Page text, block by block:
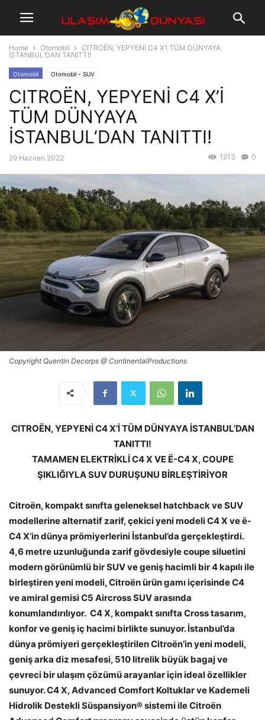
Home Otomobil
CITROËN, YEPYENİ C4 X’İ TÜM DÜNYAYA
İSTANBUL’DAN TANITTI!
Otomobil Otomobil - SUV
CITROËN, YEPYENİ C4 X’İ
TÜM DÜNYAYA
İSTANBUL’DAN TANITTI!
29 Haziran 2022 0
1213
Copyright Quentin Decorps @ ContinentalProductions
CITROËN, YEPYENİ C4 X’İ TÜM DÜNYAYA İSTANBUL’DAN
TANITTI!
TAMAMEN ELEKTRİKLİ C4 X VE Ë-C4 X, COUPE
ŞIKLIĞIYLA SUV DURUŞUNU BİRLEŞTİRİYOR
Citroën, kompakt sınıfta geleneksel hatchback ve SUV
modellerine alternatif zarif, çekici yeni modeli C4 X ve ë-
C4 X’in dünya prömiyerlerini İstanbul’da gerçekleştirdi.
4,6 metre uzunluğunda zarif gövdesiyle coupe siluetini
modern görünümlü bir SUV ve geniş hacimli bir 4 kapılı ile
birleştiren yeni modeli, Citroën ürün gamı içerisinde C4
ve amiral gemisi C5 Aircross SUV arasında
konumlandırılıyor. C4 X, kompakt sınıfta Cross tasarım,
konfor ve geniş iç hacimi birlikte sunuyor. İstanbul’da
dünya prömiyeri gerçekleştirilen Citroën’in yeni modeli,
geniş arka diz mesafesi, 510 litrelik büyük bagaj ve
çevreci bir ulaşım çözümü arayanlar için ideal özellikler
sunuyor. C4 X, Advanced Comfort Koltuklar ve Kademeli
Hidrolik Destekli Süspansiyon® sistemi ile Citroën